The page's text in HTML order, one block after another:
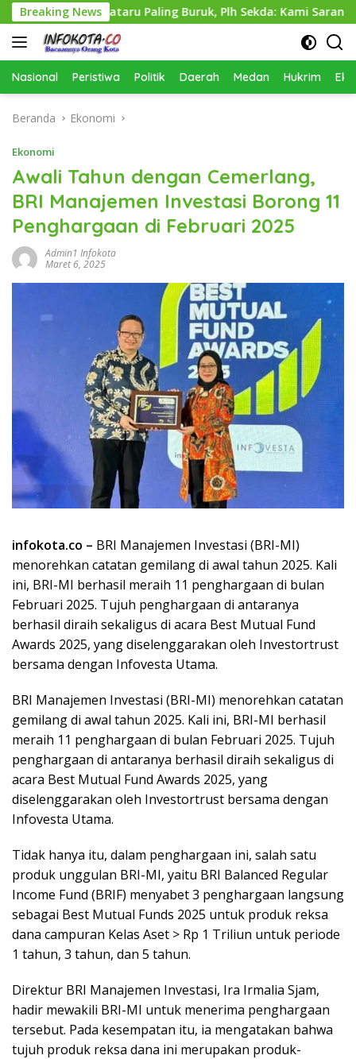
Langsung
ke
konten
Breaking NewsPaling Buruk, Plh Sekda: Kami Sarankan
Nasional Peristiwa Politik Daerah Medan Hukrim
Beranda Ekonomi
Ekonomi
Awali Tahun dengan Cemerlang,
BRI Manajemen Investasi Borong 11
Penghargaan di Februari 2025
Admin1 Infokota
Maret 6, 2025
infokota.co – BRI Manajemen Investasi (BRI-MI)
menorehkan catatan gemilang di awal tahun 2025. Kali
ini, BRI-MI berhasil meraih 11 penghargaan di bulan
Februari 2025. Tujuh penghargaan di antaranya
berhasil diraih sekaligus di acara Best Mutual Fund
Awards 2025, yang diselenggarakan oleh Investortrust
bersama dengan Infovesta Utama.
BRI Manajemen Investasi (BRI-MI) menorehkan catatan
gemilang di awal tahun 2025. Kali ini, BRI-MI berhasil
meraih 11 penghargaan di bulan Februari 2025. Tujuh
penghargaan di antaranya berhasil diraih sekaligus di
acara Best Mutual Fund Awards 2025, yang
diselenggarakan oleh Investortrust bersama dengan
Infovesta Utama.
Tidak hanya itu, dalam penghargaan ini, salah satu
produk unggulan BRI-MI, yaitu BRI Balanced Regular
Income Fund (BRIF) menyabet 3 penghargaan langsung
sebagai Best Mutual Funds 2025 untuk produk reksa
dana campuran Kelas Aset > Rp 1 Triliun untuk periode
1 tahun, 3 tahun, dan 5 tahun.
Direktur BRI Manajemen Investasi, Ira Irmalia Sjam,
hadir mewakili BRI-MI untuk menerima penghargaan
tersebut. Pada kesempatan itu, ia mengatakan bahwa
tujuh produk reksa dana ini merupakan produk-